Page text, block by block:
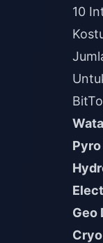
10
Pyro
Geo